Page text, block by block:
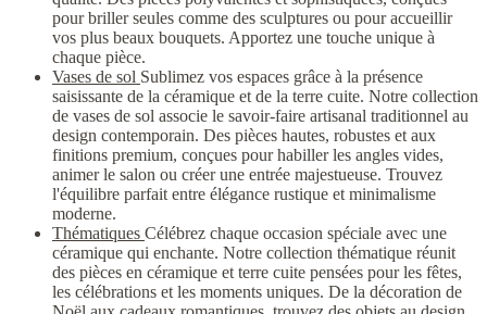
pour briller seules comme des sculptures ou pour accueillir
vos plus beaux bouquets. Apportez une touche unique à
chaque pièce.
Vases de sol Sublimez vos espaces grâce à la présence
saisissante de la céramique et de la terre cuite. Notre collection
de vases de sol associe le savoir-faire artisanal traditionnel au
design contemporain. Des pièces hautes, robustes et aux
finitions premium, conçues pour habiller les angles vides,
animer le salon ou créer une entrée majestueuse. Trouvez
l'équilibre parfait entre élégance rustique et minimalisme
moderne.
Thématiques Célébrez chaque occasion spéciale avec une
céramique qui enchante. Notre collection thématique réunit
des pièces en céramique et terre cuite pensées pour les fêtes,
les célébrations et les moments uniques. De la décoration de